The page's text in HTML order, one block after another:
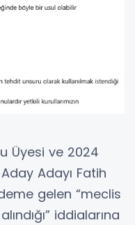
Üyesi ve 2024
Adayı Fatih
gelen “meclis
iddialarına